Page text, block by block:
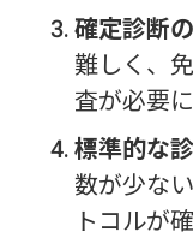
確定診断
難しく、
査が必要
標準的な
数が少な
トコルが